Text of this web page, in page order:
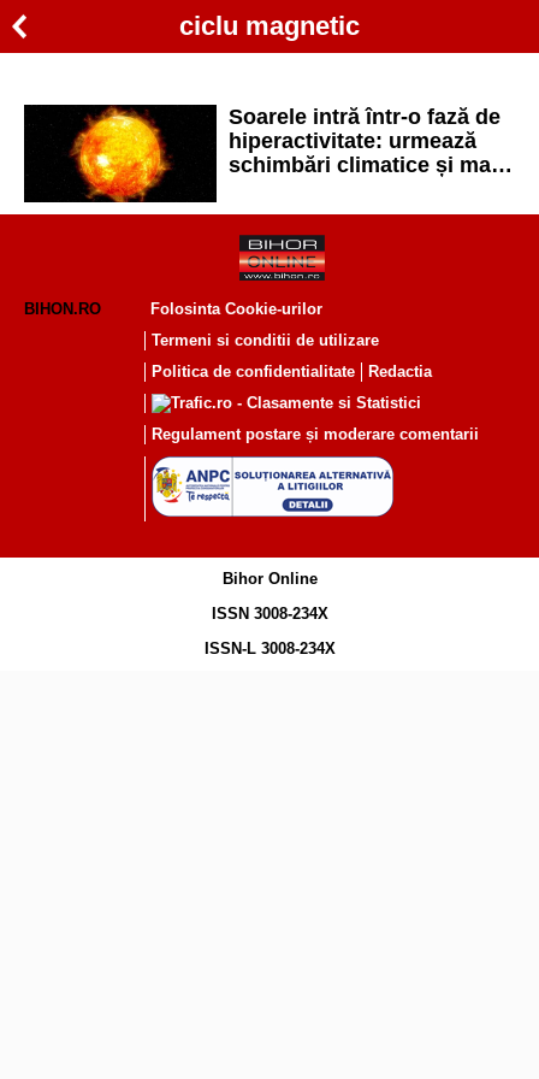
ciclu magnetic
Soarele intră într-o fază de
hiperactivitate: urmează
schimbări climatice și mai
BIHON.RO
Folosinta Cookie-urilor
Termeni si conditii de utilizare
Politica de confidentialitate
Redactia
Regulament postare și moderare comentarii
Bihor Online
ISSN 3008-234X
ISSN-L 3008-234X